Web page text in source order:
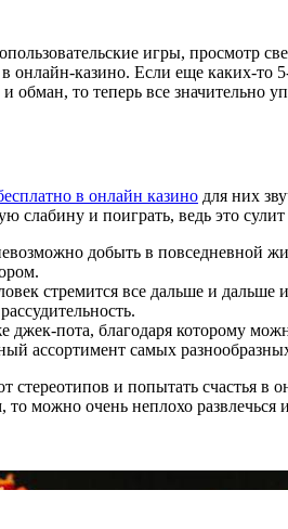
игры,
казино. Если еще каких-то
то теперь все значительно
в онлайн казино для них
слабину и поиграть, ведь это
добыть в повседневной
стремится все дальше и дальше
пота, благодаря которому
ассортимент самых
стереотипов и попытать счастья
можно очень неплохо развлечься